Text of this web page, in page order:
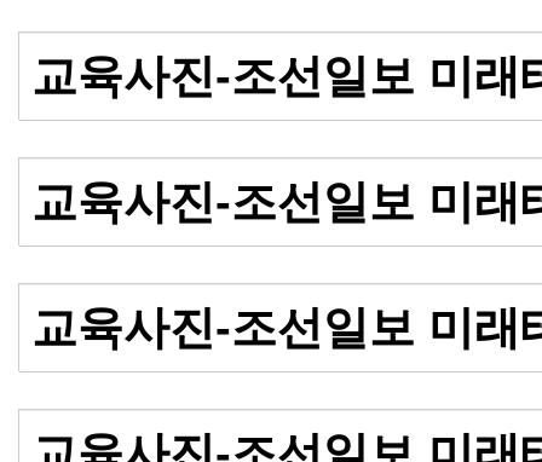
교육사진-조선일보 미
교육사진-조선일보 미
교육사진-조선일보 미